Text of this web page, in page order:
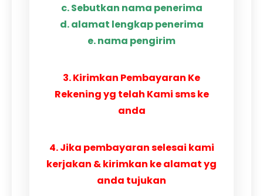
c. Sebutkan nama penerima
d. alamat lengkap penerima
e. nama pengirim
3. Kirimkan Pembayaran Ke
Rekening yg telah Kami sms ke
anda
4. Jika pembayaran selesai kami
kerjakan & kirimkan ke alamat yg
anda tujukan